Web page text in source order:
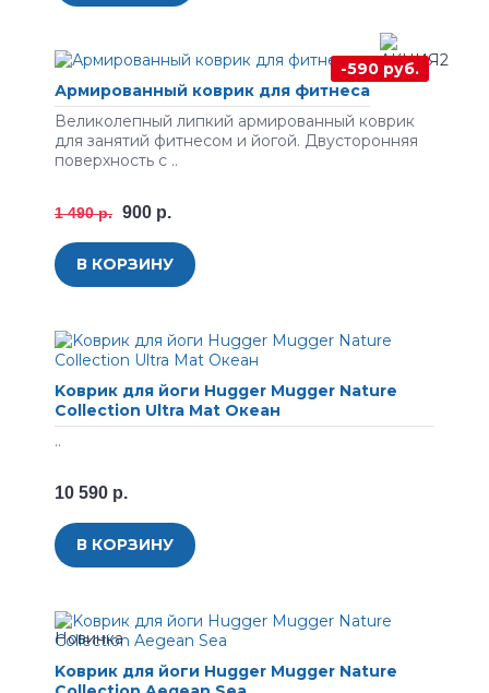
-590 руб.
Армированный коврик для фитнеса
Великолепный липкий армированный коврик
для занятий фитнесом и йогой. Двусторонняя
поверхность с ..
1 490 р. 900 р.
В КОРЗИНУ
Koвpик для йoги Hugger Mugger Nature
Collection Ultra Mat Океан
..
10 590 р.
В КОРЗИНУ
Koвpик для йоги Hugger Mugger Nature